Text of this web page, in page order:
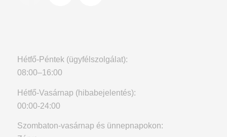
Hétfő-Péntek (ügyfélszolgálat):
08:00–16:00
Hétfő-Vasárnap (hibabejelentés):
00:00-24:00
Szombaton-vasárnap és ünnepnapokon: